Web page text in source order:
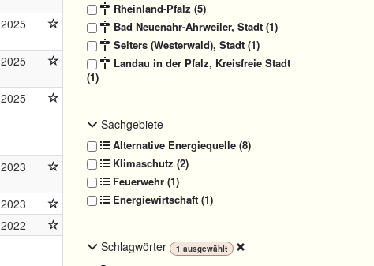
2025
2025
2025
2023
2023
2022
Rheinland-Pfalz (5)
Bad Neuenahr-Ahrweiler, Stadt (1)
Selters (Westerwald), Stadt (1)
Landau in der Pfalz, Kreisfreie Stadt
(1)
Sachgebiete
Alternative Energiequelle (8)
Klimaschutz (2)
Feuerwehr (1)
Energiewirtschaft (1)
Schlagwörter 1 ausgewählt